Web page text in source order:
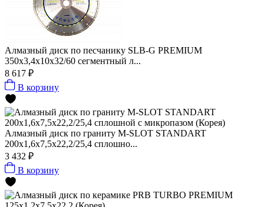
Алмазный диск по песчанику SLB-G PREMIUM
350х3,4х10х32/60 сегментный л...
8 617 ₽
В корзину
Алмазный диск по граниту M-SLOT STANDART
200x1,6x7,5x22,2/25,4 сплошно...
3 432 ₽
В корзину